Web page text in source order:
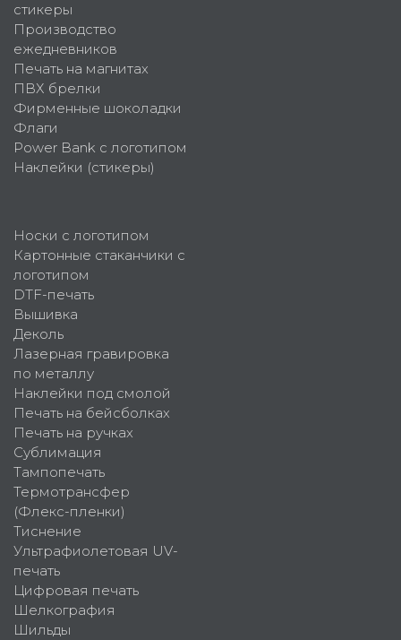
стикеры
Производство
ежедневников
Печать на магнитах
ПВХ брелки
Фирменные шоколадки
Флаги
Power Bank с логотипом
Наклейки (стикеры)
Носки с логотипом
Картонные стаканчики с
логотипом
DTF-печать
Вышивка
Деколь
Лазерная гравировка
по металлу
Наклейки под смолой
Печать на бейсболках
Печать на ручках
Сублимация
Тампопечать
Термотрансфер
(Флекс-пленки)
Тиснение
Ультрафиолетовая UV-
печать
Цифровая печать
Шелкография
Шильды